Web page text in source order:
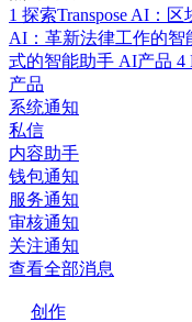
1 探索Transpose AI：
AI：革新法律工作的智
式的智能助手 AI产品 4
产品
系统通知
私信
内容助手
钱包通知
服务通知
审核通知
关注通知
查看全部消息
创作